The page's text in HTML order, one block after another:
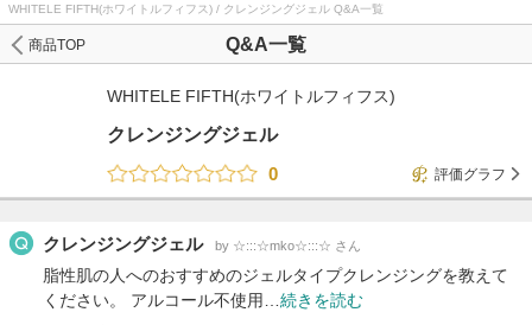
WHITELE FIFTH(ホワイトルフィフス) / クレンジングジェル Q&A一覧
Q&A一覧
商品TOP
WHITELE FIFTH(ホワイトルフィフス)
クレンジングジェル
0
評価グラフ
クレンジングジェル by ☆:::☆mko☆:::☆ さん
脂性肌の人へのおすすめのジェルタイプクレンジングを教えて
ください。 アルコール不使用… 続きを読む